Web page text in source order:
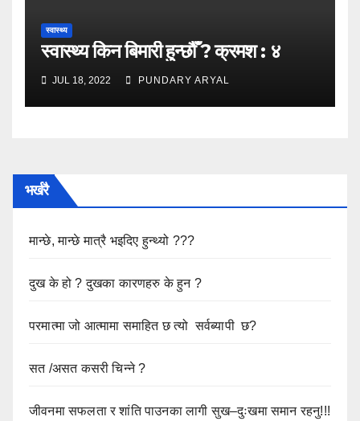
स्वास्थ्य
स्वास्थ्य किन बिमारी हुन्छौँ ? क्रमश : ४
JUL 18, 2022 PUNDARY ARYAL
भर्खरै
मान्छे, मान्छे मात्रै भइदिए हुन्थ्यो ???
दुख के हो ? दुखका कारणहरु के हुन ?
परमात्मा जो आत्मामा समाहित छ त्यो सर्वब्यापी छ?
सत /असत कसरी चिन्ने ?
जीवनमा सफलता र शांति पाउनका लागी सुख–दुःखमा समान रहनु!!!